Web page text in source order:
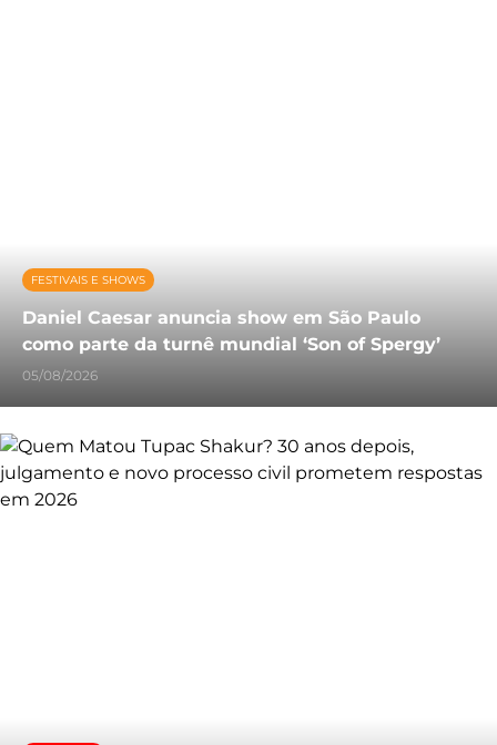
FESTIVAIS E SHOWS
Daniel Caesar anuncia show em São Paulo
como parte da turnê mundial ‘Son of Spergy’
05/08/2026